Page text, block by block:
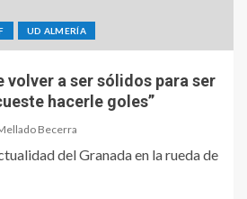
UD ALMERÍA
volver a ser sólidos para ser
hacerle goles”
Becerra
del Granada en la rueda de